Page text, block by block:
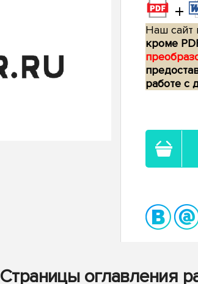
+
Наш сайт
кроме
работе с
Страницы оглавления